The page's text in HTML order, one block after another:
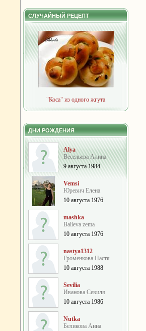
СЛУЧАЙНЫЙ РЕЦЕПТ
"Коса" из одного жгута
ДНИ РОЖДЕНИЯ
Alya
Весельева Алина
9 августа 1984
Vemsi
Юревич Елена
10 августа 1976
mashka
Balieva zema
10 августа 1976
nastya1312
Громенкова Настя
10 августа 1988
Sevilia
Иванова Севиля
10 августа 1986
Nutka
Беликова Анна